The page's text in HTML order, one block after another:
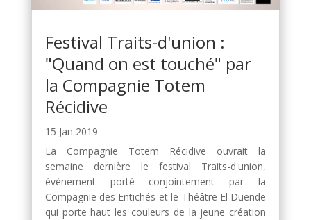
Festival Traits-d'union :
"Quand on est touché" par
la Compagnie Totem
Récidive
15 Jan 2019
La Compagnie Totem Récidive ouvrait la
semaine dernière le festival Traits-d'union,
évènement porté conjointement par la
Compagnie des Entichés et le Théâtre El Duende
qui porte haut les couleurs de la jeune création